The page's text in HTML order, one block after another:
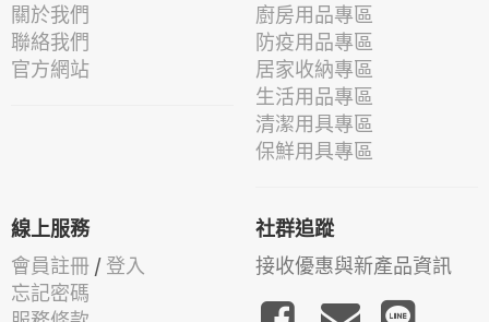
關於我們
聯絡我們
官方網站
廚房用品專區
防疫用品專區
居家收納專區
生活用品專區
清潔用具專區
保鮮用具專區
線上服務
會員註冊 / 登入
忘記密碼
社群追蹤
接收優惠與新產品資訊